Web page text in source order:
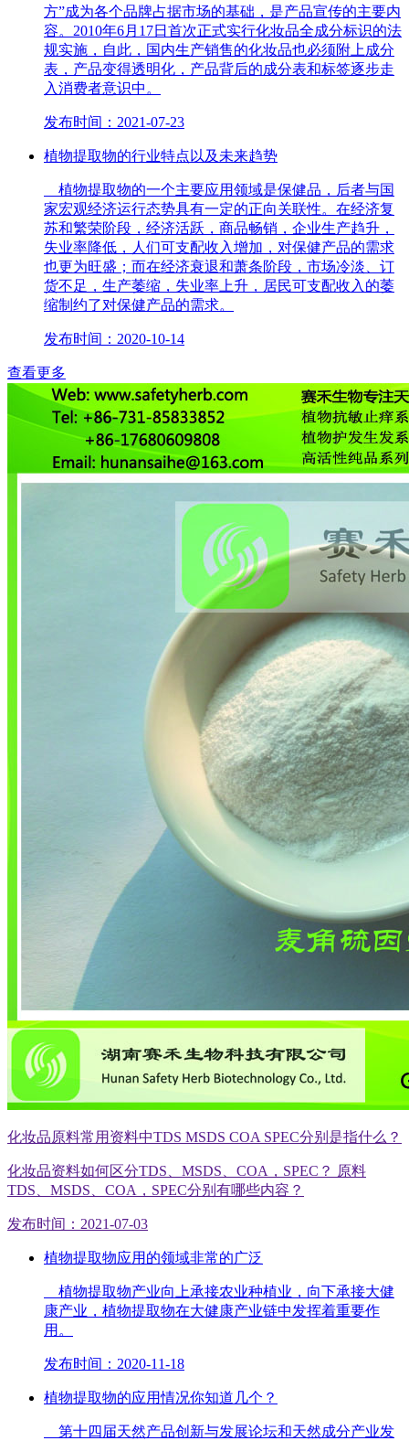
方”成为各个品牌占据市场的基础，是产品宣传的主要内
容。2010年6月17日首次正式实行化妆品全成分标识的法
规实施，自此，国内生产销售的化妆品也必须附上成分
表，产品变得透明化，产品背后的成分表和标签逐步走
入消费者意识中。
发布时间：2021-07-23
植物提取物的行业特点以及未来趋势
植物提取物的一个主要应用领域是保健品，后者与国
家宏观经济运行态势具有一定的正向关联性。在经济复
苏和繁荣阶段，经济活跃，商品畅销，企业生产趋升，
失业率降低，人们可支配收入增加，对保健产品的需求
也更为旺盛；而在经济衰退和萧条阶段，市场冷淡、订
货不足，生产萎缩，失业率上升，居民可支配收入的萎
缩制约了对保健产品的需求。
发布时间：2020-10-14
查看更多
化妆品原料常用资料中TDS MSDS COA SPEC分别是指什么？
化妆品资料如何区分TDS、MSDS、COA，SPEC？ 原料
TDS、MSDS、COA，SPEC分别有哪些内容？
发布时间：2021-07-03
植物提取物应用的领域非常的广泛
植物提取物产业向上承接农业种植业，向下承接大健
康产业，植物提取物在大健康产业链中发挥着重要作
用。
发布时间：2020-11-18
植物提取物的应用情况你知道几个？
第十四届天然产品创新与发展论坛和天然成分产业发